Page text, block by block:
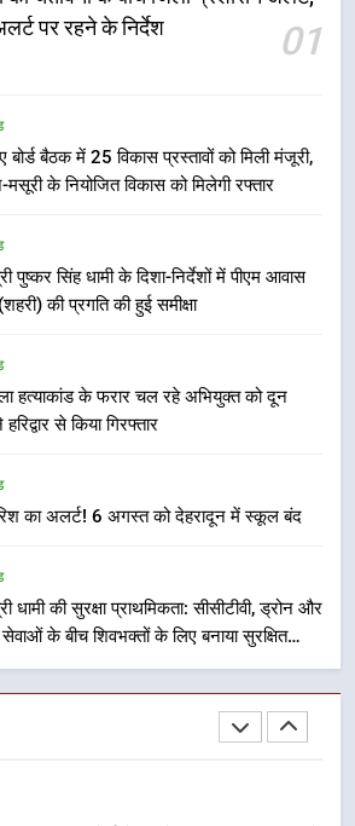
पर रहने के निर्देश
01
बोर्ड बैठक में 25 विकास प्रस्तावों को मिली मंजूरी,
मसूरी के नियोजित विकास को मिलेगी रफ्तार
पुष्कर सिंह धामी के दिशा-निर्देशों में पीएम आवास
की प्रगति की हुई समीक्षा
हत्याकांड के फरार चल रहे अभियुक्त को दून
से किया गिरफ्तार
का अलर्ट! 6 अगस्त को देहरादून में स्कूल बंद
धामी की सुरक्षा प्राथमिकता: सीसीटीवी, ड्रोन और
सेवाओं के बीच शिवभक्तों के लिए बनाया सुरक्षित
मुख्यमंत्री धामी की सुरक्षा प्राथमिकता:
का शुभारंभ
उत्तराखण्ड
ब्लैक स्पॉट होंगे सुरक्षित, हर माह होगी
प्रगति समीक्षा
उत्तराखण्ड
भारी से बहुत भारी वर्षा की चेतावनी के बीच
को मिली मंजूरी, देहरादून-मसूरी के
नियोजित विकास को मिलेगी रफ्तार